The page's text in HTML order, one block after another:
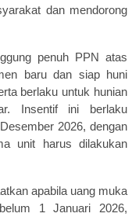
dan mendorong
penuh PPN atas
baru dan siap huni
berlaku untuk hunian
Insentif ini berlaku
2026, dengan
unit harus dilakukan
apabila uang muka
1 Januari 2026,